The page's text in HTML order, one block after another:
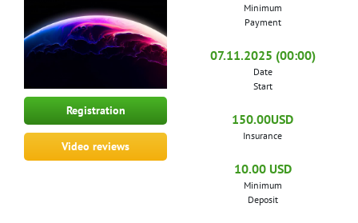
Registration
Video reviews
Minimum
Payment
07.11.2025 (00:00)
Date
Start
150.00USD
Insurance
10.00 USD
Minimum
Deposit